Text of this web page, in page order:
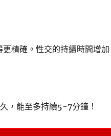
精確。性交的持續時間增加
，能至多持續5-7分鐘！